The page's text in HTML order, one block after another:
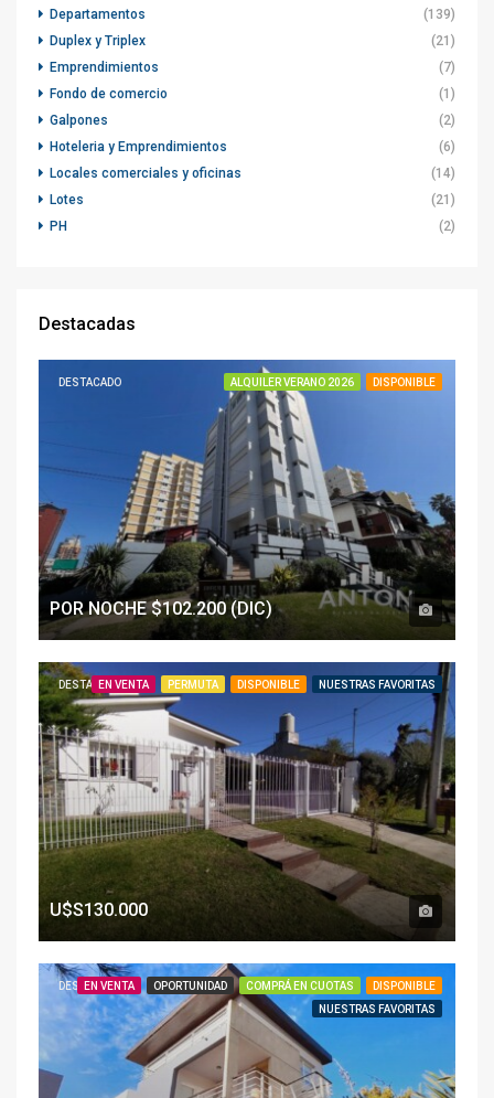
Departamentos
(139)
Duplex y Triplex
(21)
Emprendimientos
(7)
Fondo de comercio
(1)
Galpones
(2)
Hoteleria y Emprendimientos
(6)
Locales comerciales y oficinas
(14)
Lotes
(21)
PH
(2)
Destacadas
DESTACADO ALQUILER VERANO 2026 DISPONIBLE
POR NOCHE $102.200 (DIC)
DESTACADOEN VENTA PERMUTA DISPONIBLE NUESTRAS FAVORITAS
U$S130.000
DESTACADO
EN VENTA OPORTUNIDAD COMPRÁ EN CUOTAS
DISPONIBLE
NUESTRAS FAVORITAS